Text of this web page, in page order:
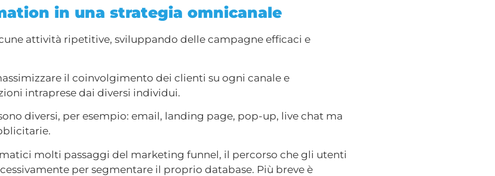
in una strategia omnicanale
attività ripetitive, sviluppando delle campagne efficaci e
il coinvolgimento dei clienti su ogni canale e
intraprese dai diversi individui.
diversi, per esempio: email, landing page, pop-up, live chat ma
molti passaggi del marketing funnel, il percorso che gli utenti
per segmentare il proprio database. Più breve è